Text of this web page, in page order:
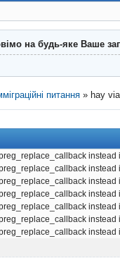
на будь-яке Ваше
питання » hay
instead
instead
instead
instead
instead
instead
instead